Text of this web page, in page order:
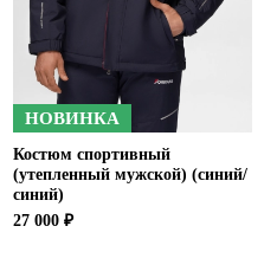
НОВИНКА
Костюм спортивный
(утепленный мужской) (синий/
синий)
27 000 ₽